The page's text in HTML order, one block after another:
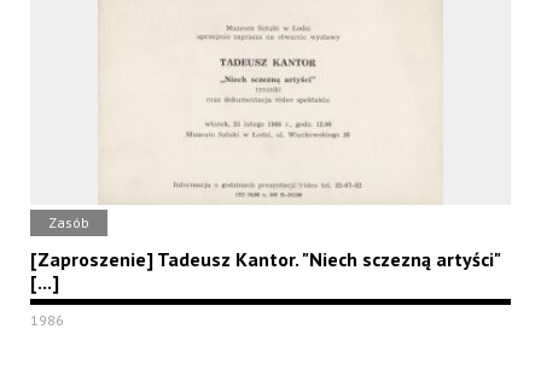
Zasób
[Zaproszenie] Tadeusz Kantor. "Niech sczezną artyści"
[...]
1986